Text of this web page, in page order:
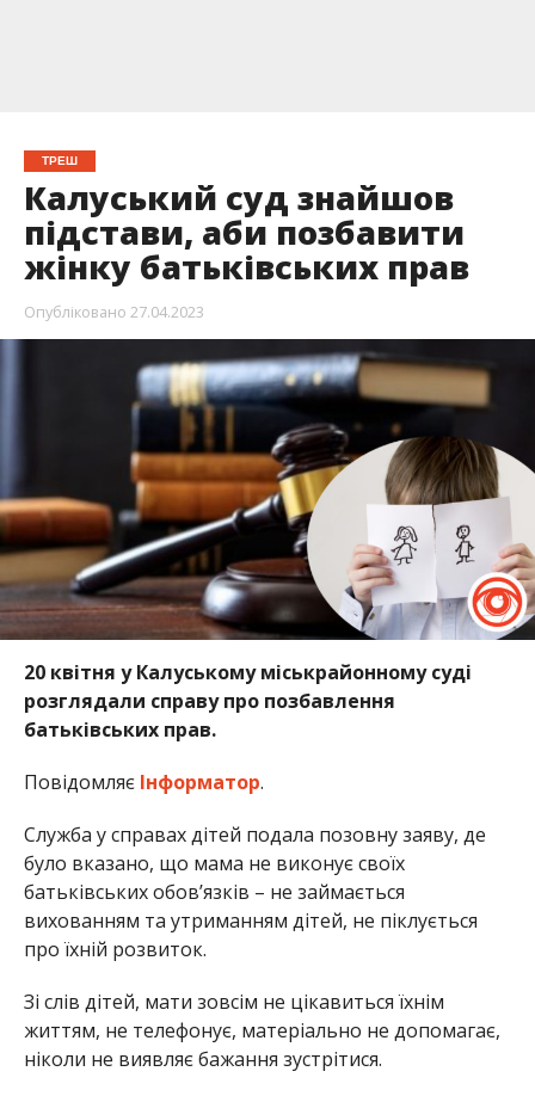
ТРЕШ
Калуський суд знайшов
підстави, аби позбавити
жінку батьківських прав
Опубліковано 27.04.2023
20 квітня у Калуському міськрайонному суді
розглядали справу про позбавлення
батьківських прав.
Повідомляє Інформатор.
Служба у справах дітей подала позовну заяву, де
було вказано, що мама не виконує своїх
батьківських обов’язків – не займається
вихованням та утриманням дітей, не піклується
про їхній розвиток.
Зі слів дітей, мати зовсім не цікавиться їхнім
життям, не телефонує, матеріально не допомагає,
ніколи не виявляє бажання зустрітися.